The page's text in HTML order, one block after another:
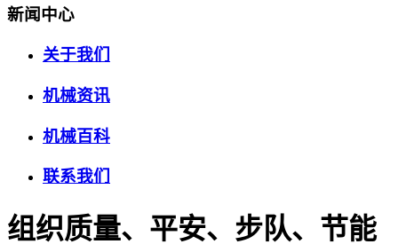
新闻中心
关于我们
机械资讯
机械百科
联系我们
组织质量、平安、步队、节能